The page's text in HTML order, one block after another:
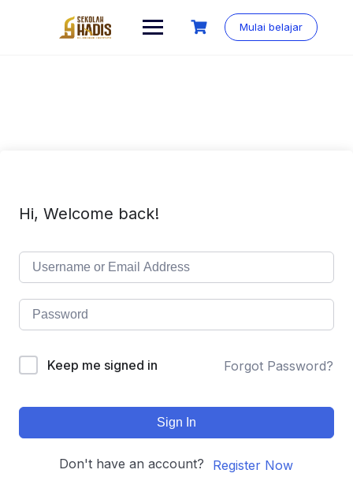
Mulai belajar
Hi, Welcome back!
Keep me signed in Forgot Password?
Sign In
Don't have an account? Register Now